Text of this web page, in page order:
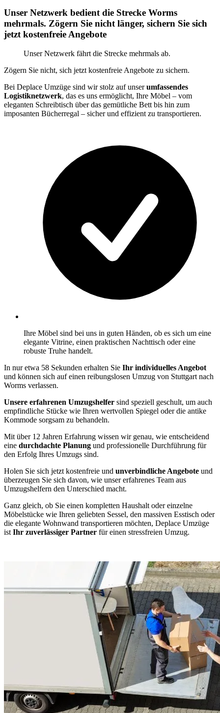
Unser Netzwerk bedient die Strecke Worms
mehrmals. Zögern Sie nicht länger, sichern Sie sich
jetzt kostenfreie Angebote
Unser Netzwerk fährt die Strecke mehrmals ab.
Zögern Sie nicht, sich jetzt kostenfreie Angebote zu sichern.
Bei Deplace Umzüge sind wir stolz auf unserumfassendes
Logistiknetzwerk, das es uns ermöglicht, Ihre Möbel – vom
eleganten Schreibtisch über das gemütliche Bett bis hin zum
imposanten Bücherregal – sicher und effizient zu transportieren.
Ihre Möbel sind bei uns in guten Händen, ob es sich um eine
elegante Vitrine, einen praktischen Nachttisch oder eine
robuste Truhe handelt.
In nur etwa 58 Sekunden erhalten Sie Ihr individuelles Angebot
und können sich auf einen reibungslosen Umzug von Stuttgart nach
Worms verlassen.
Unsere erfahrenen Umzugshelfer sind speziell geschult, um auch
empfindliche Stücke wie Ihren wertvollen Spiegel oder die antike
Kommode sorgsam zu behandeln.
Mit über 12 Jahren Erfahrung wissen wir genau, wie entscheidend
eine durchdachte Planung und professionelle Durchführung für
den Erfolg Ihres Umzugs sind.
Holen Sie sich jetzt kostenfreie und unverbindliche Angebote und
überzeugen Sie sich davon, wie unser erfahrenes Team aus
Umzugshelfern den Unterschied macht.
Ganz gleich, ob Sie einen kompletten Haushalt oder einzelne
Möbelstücke wie Ihren geliebten Sessel, den massiven Esstisch oder
die elegante Wohnwand transportieren möchten, Deplace Umzüge
ist Ihr zuverlässiger Partner für einen stressfreien Umzug.